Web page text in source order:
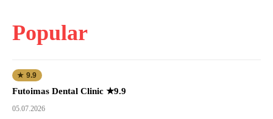
Popular
★ 9.9
Futoimas Dental Clinic ★9.9
05.07.2026